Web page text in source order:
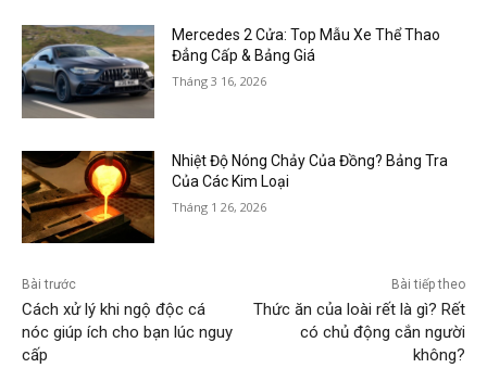
Mercedes 2 Cửa: Top Mẫu Xe Thể Thao
Đẳng Cấp & Bảng Giá
Tháng 3 16, 2026
Nhiệt Độ Nóng Chảy Của Đồng? Bảng Tra
Của Các Kim Loại
Tháng 1 26, 2026
Bài trước
Cách xử lý khi ngộ độc cá
nóc giúp ích cho bạn lúc nguy
cấp
Bài tiếp theo
Thức ăn của loài rết là gì? Rết
có chủ động cắn người
không?